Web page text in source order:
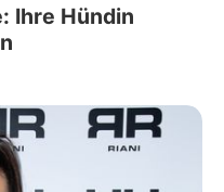
Ihre Hündin